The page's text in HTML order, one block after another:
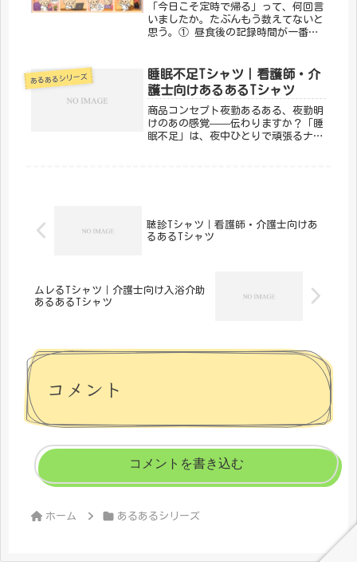
「今日こそ定時で帰る」って、何回言
いましたか。たぶんもう数えてないと
思う。① 昼食後の記録時間が一番眠
見てるのか、目をつぶってるのか、自
分でもわからない瞬間がある。
「SOA...
あるあるシリーズ
睡眠不足Tシャツ｜看護師・介
護士向けあるあるTシャツ
商品コンセプト夜勤あるある、夜勤明
けのあの感覚——伝わりますか？「睡
眠不足」は、夜中ひとりで頑張るナー
聴診Tシャツ｜看護師・介護士向けあ
るあるTシャツ
ムレるTシャツ｜介護士向け入浴介助
あるあるTシャツ
コメント
コメントを書き込む
ホーム あるあるシリーズ